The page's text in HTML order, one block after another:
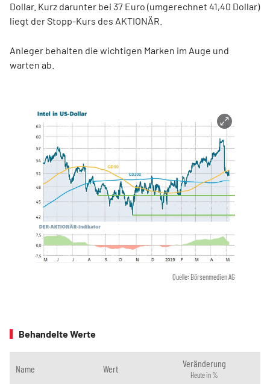
Dollar. Kurz darunter bei 37 Euro (umgerechnet 41,40 Dollar)
liegt der Stopp-Kurs des AKTIONÄR.
Anleger behalten die wichtigen Marken im Auge und
warten ab.
Quelle: Börsenmedien AG
Behandelte Werte
Name Wert Veränderung
Heute in %